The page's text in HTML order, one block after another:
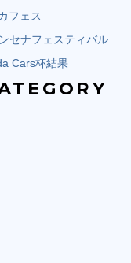
フェス
セナフェスティバル
Cars杯結果